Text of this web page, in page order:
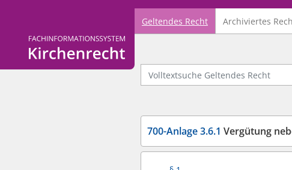
Logo Fachinformationssystem Kirchenrecht
Geltendes Recht Archiviertes
Volltextsuche Geltendes Recht
700-Anlage 3.6.1 Vergütung